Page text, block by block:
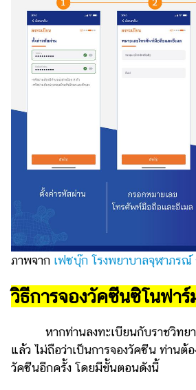
ภาพจาก เฟซบุ๊ก โรงพยาบาลจุฬาภร
วิธีการจองวัคซีนซิโนฟาร์
หากท่านลงทะเบียนกับราชวิทย
แล้ว ไม่ถือว่าเป็นการจองวัคซีน ท่านต้อ
วัคซีนอีกครั้ง โดยมีขั้นตอนดังนี้